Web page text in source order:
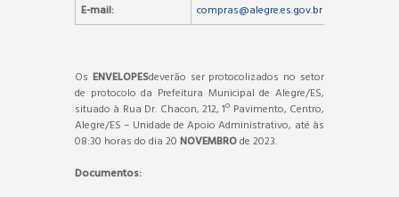
E-mail:
compras@alegre.es.gov.br
Os ENVELOPESdeverão ser protocolizados no setor
de protocolo da Prefeitura Municipal de Alegre/ES,
situado à Rua Dr. Chacon, 212, 1º Pavimento, Centro,
Alegre/ES – Unidade de Apoio Administrativo, até às
08:30 horas do dia 20 NOVEMBROde 2023.
Documentos: